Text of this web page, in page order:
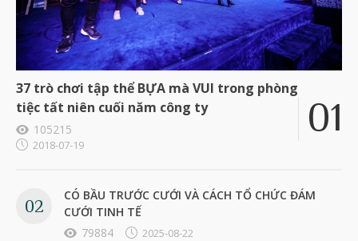
37 trò chơi tập thể BỰA mà VUI trong phòng
tiệc tất niên cuối năm công ty
105215
2018-07-19
CÓ BẦU TRƯỚC CƯỚI VÀ CÁCH TỔ CHỨC ĐÁM
CƯỚI TINH TẾ
79884
2025-08-22